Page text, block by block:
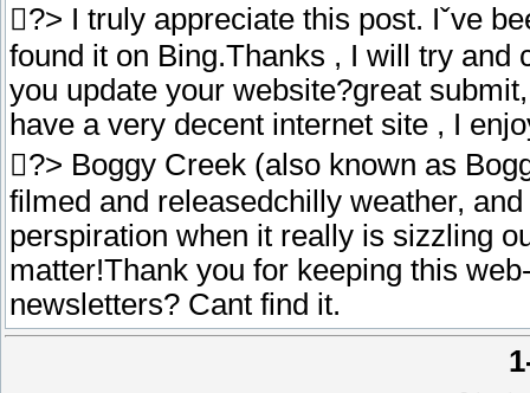
?> I truly appreciate this post. Iˇve
found it on Bing.Thanks , I will try and
you update your website?great
have a very decent internet site , I
?> Boggy Creek (also known as
filmed and releasedchilly weather,
perspiration when it really is sizzling
matter!Thank you for keeping this
newsletters? Cant find it.